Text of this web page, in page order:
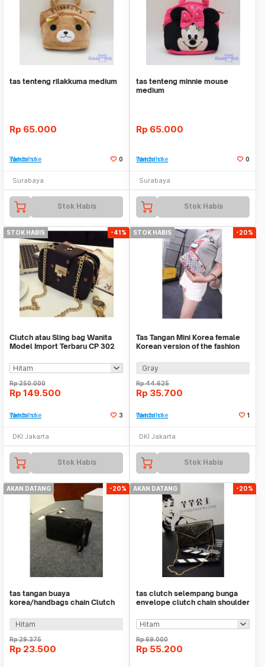
tas tenteng rilakkuma medium
Rp 65.000
Tambah ke Watchlist 0
Surabaya
Stok Habis
tas tenteng minnie mouse
medium
Rp 65.000
Tambah ke Watchlist 0
Surabaya
Stok Habis
STOK HABIS -41%
Clutch atau Sling bag Wanita
Model Import Terbaru CP 302
Rp250.000
Rp 149.500
Tambah ke Watchlist 3
DKI Jakarta
Stok Habis
STOK HABIS -20%
Tas Tangan Mini Korea female
Korean version of the fashion
Gray
Rp44.625
Rp 35.700
Tambah ke Watchlist 1
DKI Jakarta
Stok Habis
AKAN DATANG -20%
tas tangan buaya
korea/handbags chain Clutch
Hitam
Rp29.375
Rp 23.500
AKAN DATANG -20%
tas clutch selempang bunga
envelope clutch chain shoulder
Rp69.000
Rp 55.200